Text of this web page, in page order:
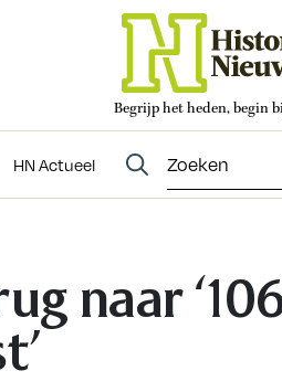
Begrijp het heden, begin
HN Actueel
Evenementen
naar